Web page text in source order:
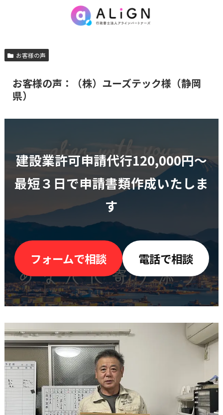
お客様の声
お客様の声：（株）ユーズテック様（静岡
県）
建設業許可申請代行120,000円〜
最短３日で申請書類作成いたしま
す
フォームで相談 電話で相談